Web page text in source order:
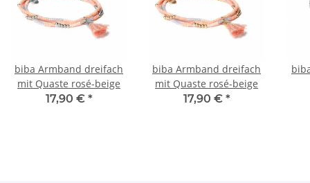
biba Armband dreifach
mit Quaste rosé-beige
17,90 € *
biba Armband dreifach
mit Quaste rosé-beige
17,90 € *